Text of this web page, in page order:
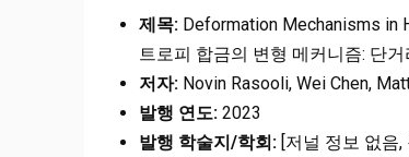
제목: Deformation Mechanisms in
트로피 합금의 변형 메커니즘: 단
저자: Novin Rasooli, Wei Chen,
발행 연도: 2023
발행 학술지/학회: [저널 정보 없음,